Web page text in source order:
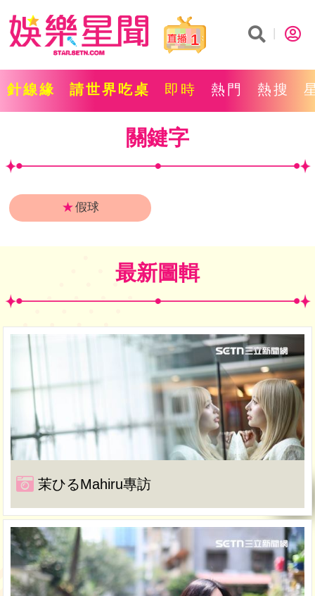
1
針線緣 請世界吃桌 即時 熱門 熱搜
關鍵字
★假球
最新圖輯
茉ひるMahiru專訪